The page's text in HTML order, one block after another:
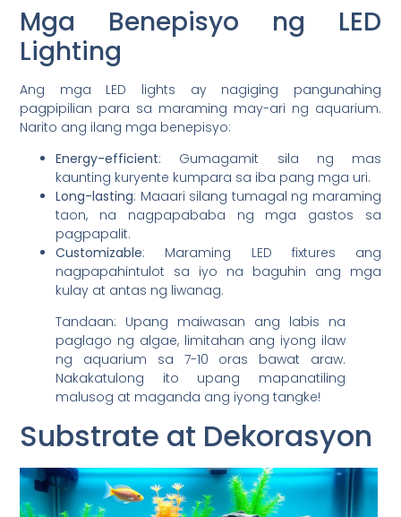
Mga Benepisyo ng LED
Lighting
Ang mga LED lights ay nagiging pangunahing
pagpipilian para sa maraming may-ari ng aquarium.
Narito ang ilang mga benepisyo:
Energy-efficient: Gumagamit sila ng mas
kaunting kuryente kumpara sa iba pang mga uri.
Long-lasting: Maaari silang tumagal ng maraming
taon, na nagpapababa ng mga gastos sa
pagpapalit.
Customizable: Maraming LED fixtures ang
nagpapahintulot sa iyo na baguhin ang mga
kulay at antas ng liwanag.
Tandaan: Upang maiwasan ang labis na
paglago ng algae, limitahan ang iyong ilaw
ng aquarium sa 7-10 oras bawat araw.
Nakakatulong ito upang mapanatiling
malusog at maganda ang iyong tangke!
Substrate at Dekorasyon